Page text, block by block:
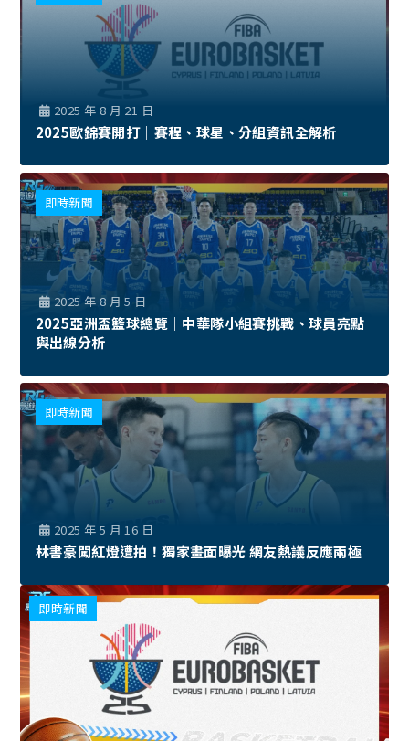
2025 年 8 月 21 日
2025歐錦賽開打｜賽程、球星、分組資訊全解析
即時新聞
2025 年 8 月 5 日
2025亞洲盃籃球總覽｜中華隊小組賽挑戰、球員亮點
與出線分析
即時新聞
2025 年 5 月 16 日
林書豪闖紅燈遭拍！獨家畫面曝光 網友熱議反應兩極
即時新聞